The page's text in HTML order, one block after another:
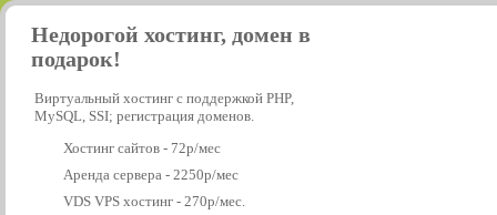
Недорогой хостинг, домен в
подарок!
Виртуальный хостинг с поддержкой PHP,
MySQL, SSI; регистрация доменов.
Хостинг сайтов - 72р/мес
Аренда сервера - 2250р/мес
VDS VPS хостинг - 270р/мес.